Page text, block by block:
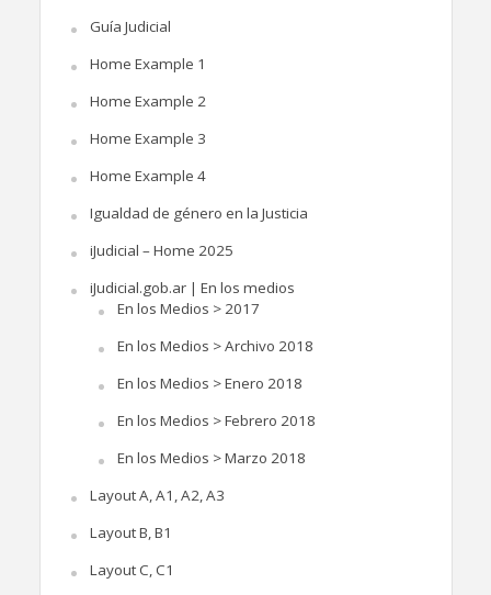
Guía Judicial
Home Example 1
Home Example 2
Home Example 3
Home Example 4
Igualdad de género en la Justicia
iJudicial – Home 2025
iJudicial.gob.ar | En los medios
En los Medios > 2017
En los Medios > Archivo 2018
En los Medios > Enero 2018
En los Medios > Febrero 2018
En los Medios > Marzo 2018
Layout A, A1, A2, A3
Layout B, B1
Layout C, C1